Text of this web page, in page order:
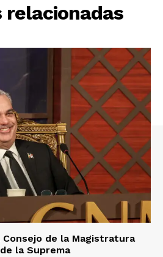
relacionadas
de la Magistratura
la Suprema